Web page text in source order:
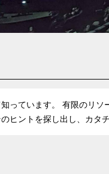
っています。 有限のリソ
ヒントを探し出し、カタ